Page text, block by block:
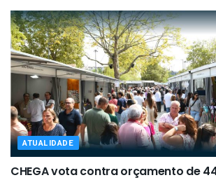
ATUALIDADE
CHEGA vota contra orçamento de